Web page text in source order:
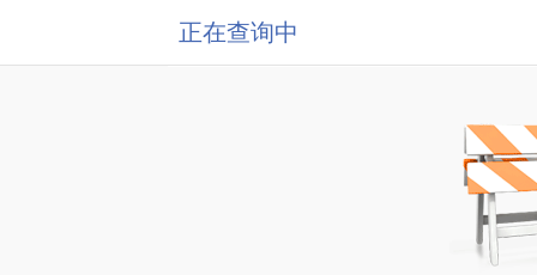
正在查询中